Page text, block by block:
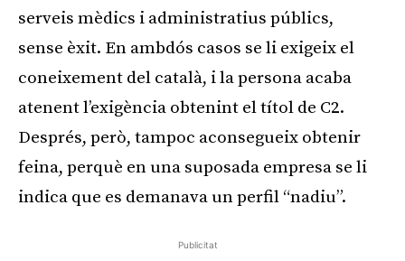
serveis mèdics i administratius públics,
sense èxit. En ambdós casos se li exigeix el
coneixement del català, i la persona acaba
atenent l’exigència obtenint el títol de C2.
Després, però, tampoc aconsegueix obtenir
feina, perquè en una suposada empresa se li
indica que es demanava un perfil “nadiu”.
Publicitat